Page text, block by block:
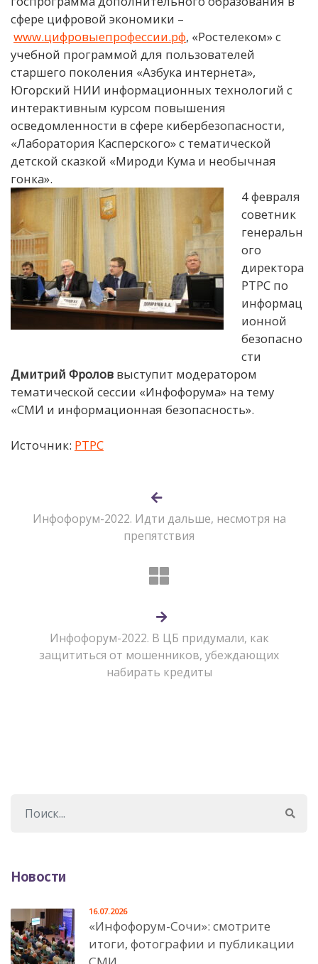
сфере цифровой экономики –
www.цифровыепрофессии.рф, «Ростелеком» с
учебной программой для пользователей
старшего поколения «Азбука интернета»,
Югорский НИИ информационных технологий с
интерактивным курсом повышения
осведомленности в сфере кибербезопасности,
«Лаборатория Касперского» с тематической
детской сказкой «Мироди Кума и необычная
гонка».
4 февраля
советник
генеральн
ого
директора
РТРС по
информац
ионной
безопасно
сти
Дмитрий Фролов выступит модератором
тематической сессии «Инфофорума» на тему
«СМИ и информационная безопасность».
Источник: РТРС
Инфофорум-2022. Идти дальше, несмотря на
препятствия
Инфофорум-2022. В ЦБ придумали, как
защититься от мошенников, убеждающих
набирать кредиты
Новости
«Инфофорум-Сочи»: смотрите
итоги, фотографии и публикации
16.07.2026